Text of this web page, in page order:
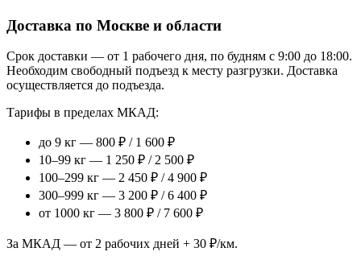
Доставка по Москве и области
Срок доставки — от 1 рабочего дня, по будням с 9:00 до 18:00.
Необходим свободный подъезд к месту разгрузки. Доставка
осуществляется до подъезда.
Тарифы в пределах МКАД:
до 9 кг — 800 ₽ / 1 600 ₽
10–99 кг — 1 250 ₽ / 2 500 ₽
100–299 кг — 2 450 ₽ / 4 900 ₽
300–999 кг — 3 200 ₽ / 6 400 ₽
от 1000 кг — 3 800 ₽ / 7 600 ₽
За МКАД — от 2 рабочих дней + 30 ₽/км.